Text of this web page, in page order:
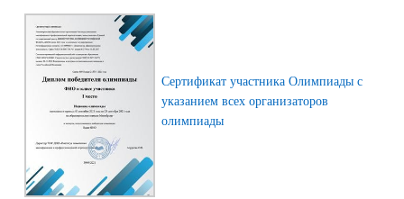
Сертификат участника Олимпиады с
указанием всех организаторов
олимпиады